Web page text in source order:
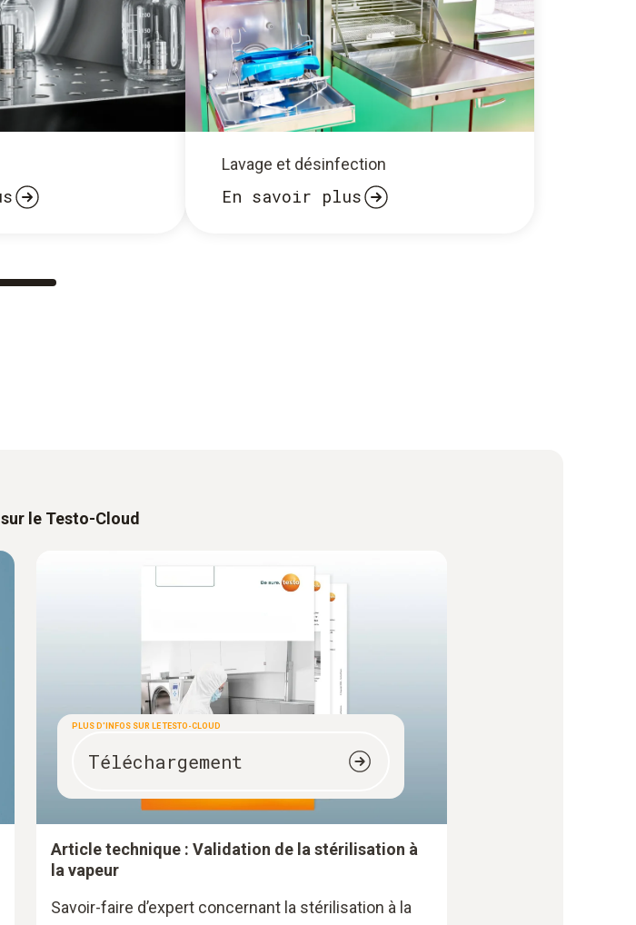
Lavage et désinfection
En savoir plus
le Testo-Cloud
PLUS D'INFOS SUR LE TESTO-CLOUD
Téléchargement
Article technique : Validation de la stérilisation à
la vapeur
Savoir-faire d’expert concernant la stérilisation à la